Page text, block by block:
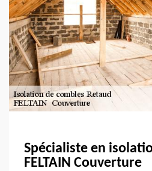
Spécialiste en
FELTAIN Couverture